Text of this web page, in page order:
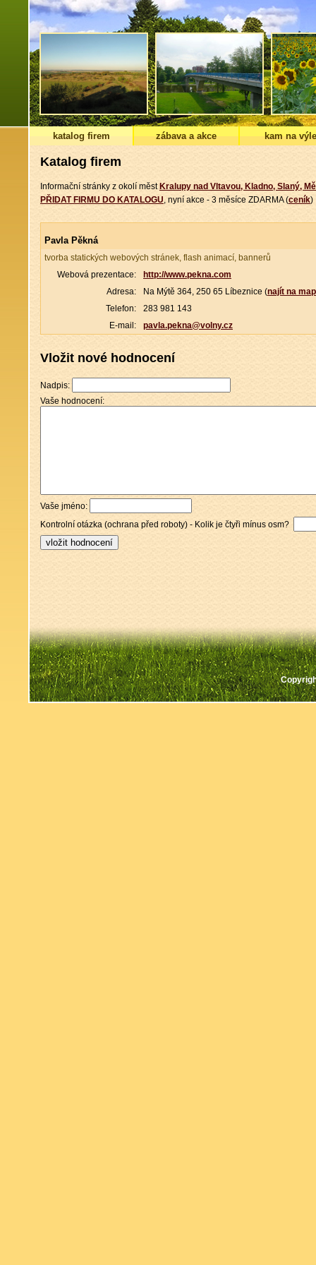
katalog firem zábava a akce kam na
Katalog firem
Informační stránky z okolí měst Kralupy nad Vltavou, Kladno, Slaný,
PŘIDAT FIRMU DO KATALOGU, nyní akce - 3 měsíce ZDARMA (ceník)
Pavla Pěkná
tvorba statických webových stránek, flash animací, bannerů
Webová prezentace:
http://www.pekna.com
Adresa:
Na Mýtě 364, 250 65 Líbeznice (najít na
Telefon:
283 981 143
E-mail:
pavla.pekna@volny.cz
Vložit nové hodnocení
Nadpis:
Vaše hodnocení:
Vaše jméno:
Kontrolní otázka (ochrana před roboty) - Kolik je čtyři mínus osm?